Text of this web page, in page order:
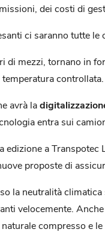
dei costi di
ci saranno tutte
di mezzi, tornano in
avrà la
entra sui
edizione a Transpotec
proposte di
la neutralità
velocemente.
naturale compresso e